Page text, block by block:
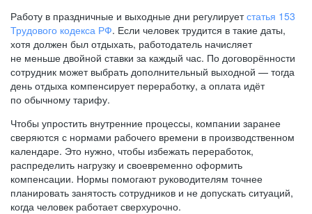
Работу в праздничные и выходные дни регулируетстатья 153
Трудового кодекса РФ. Если человек трудится в такие даты,
хотя должен был отдыхать, работодатель начисляет
не меньше двойной ставки за каждый час. По договорённости
сотрудник может выбрать дополнительный выходной — тогда
день отдыха компенсирует переработку, а оплата идёт
по обычному тарифу.
Чтобы упростить внутренние процессы, компании заранее
сверяются с нормами рабочего времени в производственном
календаре. Это нужно, чтобы избежать переработок,
распределить нагрузку и своевременно оформить
компенсации. Нормы помогают руководителям точнее
планировать занятость сотрудников и не допускать ситуаций,
когда человек работает сверхурочно.